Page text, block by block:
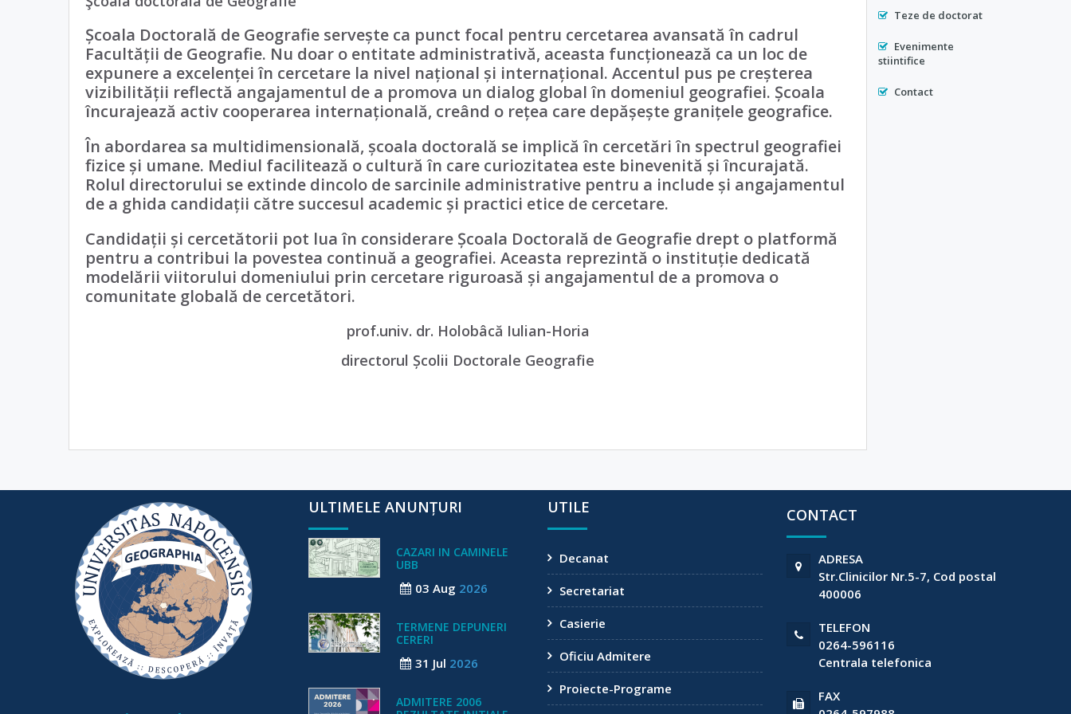
Teze de doctorat
Evenimente
stiintifice
Contact
Școala Doctorală de Geografie servește ca punct focal pentru cercetarea avansată în cadrul
Facultății de Geografie. Nu doar o entitate administrativă, aceasta funcționează ca un loc de
expunere a excelenței în cercetare la nivel național și internațional. Accentul pus pe creșterea
vizibilității reflectă angajamentul de a promova un dialog global în domeniul geografiei. Școala
încurajează activ cooperarea internațională, creând o rețea care depășește granițele geografice.
În abordarea sa multidimensională, școala doctorală se implică în cercetări în spectrul geografiei
fizice și umane. Mediul facilitează o cultură în care curiozitatea este binevenită și încurajată.
Rolul directorului se extinde dincolo de sarcinile administrative pentru a include și angajamentul
de a ghida candidații către succesul academic și practici etice de cercetare.
Candidații și cercetătorii pot lua în considerare Școala Doctorală de Geografie drept o platformă
pentru a contribui la povestea continuă a geografiei. Aceasta reprezintă o instituție dedicată
modelării viitorului domeniului prin cercetare riguroasă și angajamentul de a promova o
comunitate globală de cercetători.
prof.univ. dr. Holobâcă Iulian-Horia
directorul Școlii Doctorale Geografie
ULTIMELE ANUNȚURI
CAZARI IN CAMINELE
UBB
03 Aug 2026
TERMENE DEPUNERI
CERERI
31 Jul 2026
ADMITERE 2006
UTILE
Decanat
Secretariat
Casierie
Oficiu Admitere
Proiecte-Programe
CONTACT
ADRESA
Str.Clinicilor Nr.5-7, Cod postal
400006
TELEFON
0264-596116
Centrala telefonica
FAX